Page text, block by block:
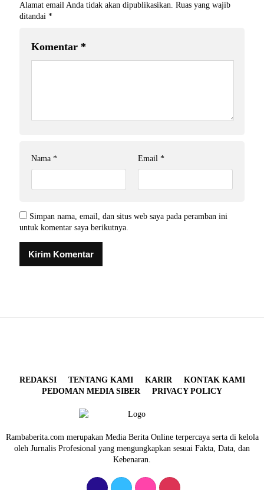
Alamat email Anda tidak akan dipublikasikan. Ruas yang wajib
ditandai *
Komentar *
Nama * Email *
Simpan nama, email, dan situs web saya pada peramban ini
untuk komentar saya berikutnya.
REDAKSI TENTANG KAMI KARIR
KONTAK KAMI
PEDOMAN MEDIA SIBER
PRIVACY POLICY
Rambaberita.com merupakan Media Berita Online terpercaya serta di kelola
oleh Jurnalis Profesional yang mengungkapkan sesuai Fakta, Data, dan
Kebenaran.